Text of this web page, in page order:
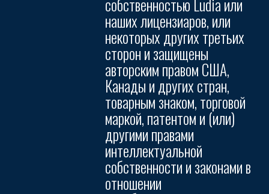
собственностью Ludia или
наших лицензиаров, или
некоторых других третьих
сторон и защищены
авторским правом США,
Канады и других стран,
товарным знаком, торговой
маркой, патентом и (или)
другими правами
интеллектуальной
собственности и законами в
отношении